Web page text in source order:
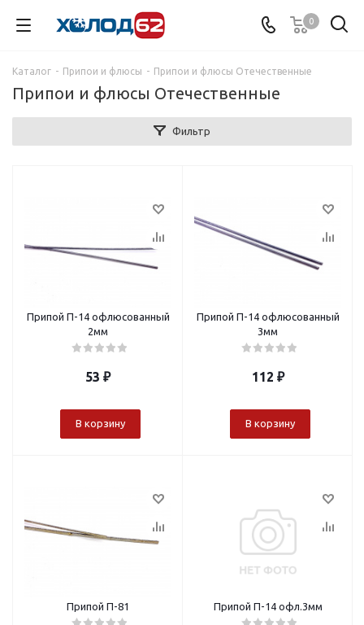
0
Каталог - Припои и флюсы - Припои и флюсы Отечественные
Припои и флюсы Отечественные
Фильтр
Припой П-14 офлюсованный
2мм
53 ₽
В корзину
Припой П-14 офлюсованный
3мм
112 ₽
В корзину
Припой П-81 Припой П-14 офл.3мм